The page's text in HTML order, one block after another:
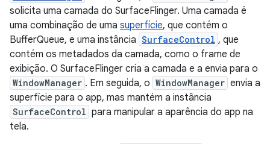
solicita uma camada do SurfaceFlinger. Uma camada é
uma combinação de uma superfície, que contém o
BufferQueue, e uma instância SurfaceControl , que
contém os metadados da camada, como o frame de
exibição. O SurfaceFlinger cria a camada e a envia para o
WindowManager . Em seguida, o WindowManager envia a
superfície para o app, mas mantém a instância
SurfaceControl para manipular a aparência do app na
tela.